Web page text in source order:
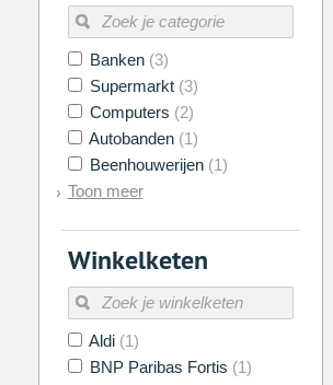
16 17
23
30 31
Vandaag
Banken (3)
Supermarkt (3)
Computers (2)
Autobanden (1)
Beenhouwerijen (1)
Toon meer
Winkelketen
Aldi (1)
BNP Paribas Fortis (1)